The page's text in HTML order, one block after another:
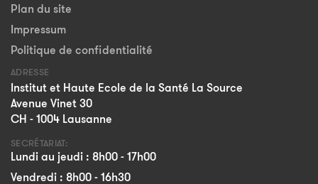
Plan du site
Impressum
Politique de confidentialité
ADRESSE
Institut et Haute Ecole de la Santé La Source
Avenue Vinet 30
CH - 1004 Lausanne
SECRÉTARIAT:
Lundi au jeudi : 8h00 - 17h00
Vendredi : 8h00 - 16h30